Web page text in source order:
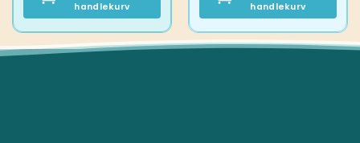
handlekurv
handlekurv